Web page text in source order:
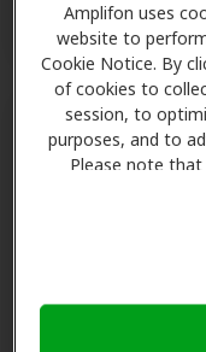
Amplifon uses
website to
Cookie Notice. By
of cookies to
session, to
purposes, and to
Please note
Notice (link here
preference
5605 N